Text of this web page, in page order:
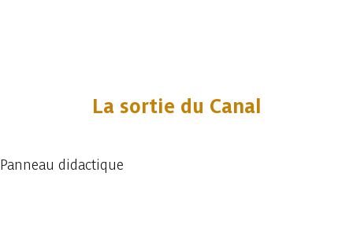
La sortie du Canal
Panneau didactique